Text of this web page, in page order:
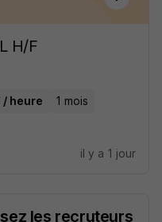
H/F
/ heure 1 mois
il y a 1 jour
les recruteurs